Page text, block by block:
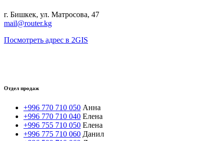
г. Бишкек, ул. Матросова, 47
mail@router.kg
Посмотреть адрес в 2GIS
Отдел продаж
+996 770 710 050 Анна
+996 770 710 040 Елена
+996 755 710 050 Елена
+996 775 710 060 Данил